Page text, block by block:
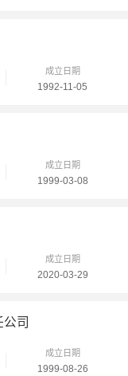
成立日期
1992-11-05
成立日期
1999-03-08
成立日期
2020-03-29
司
成立日期
1999-08-26